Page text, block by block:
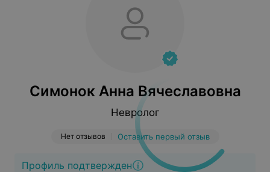
Симонок Анна Вячеславовна
Невролог
Нет отзывов Оставить первый отзыв
Профиль подтвержден